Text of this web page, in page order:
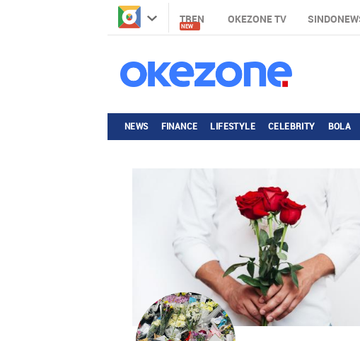
TREN
NEW
OKEZONE TV
NEWS FINANCE LIFESTYLE CELEBRITY BOLA